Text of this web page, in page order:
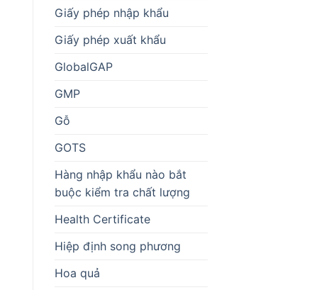
Giấy phép nhập khẩu
Giấy phép xuất khẩu
GlobalGAP
GMP
Gỗ
GOTS
Hàng nhập khẩu nào bắt
buộc kiểm tra chất lượng
Health Certificate
Hiệp định song phương
Hoa quả